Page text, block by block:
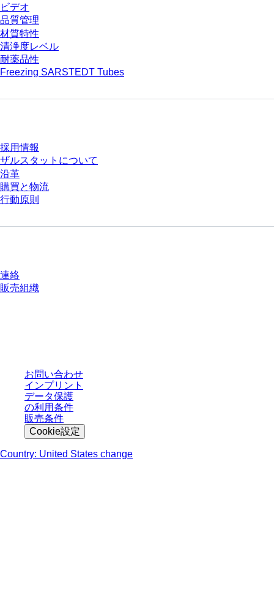
ビデオ
品質管理
材質特性
清浄度レベル
耐薬品性
Freezing SARSTEDT Tubes
採用情報
ザルスタットについて
沿革
購買と物流
行動原則
連絡
販売組織
お問い合わせ
インプリント
データ保護
の利用条件
販売条件
Cookie設定
Country: United States change